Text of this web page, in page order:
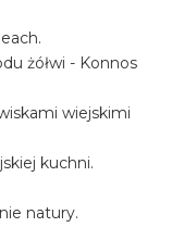
żółwi - Konnos
wiejskimi
kuchni.
natury.